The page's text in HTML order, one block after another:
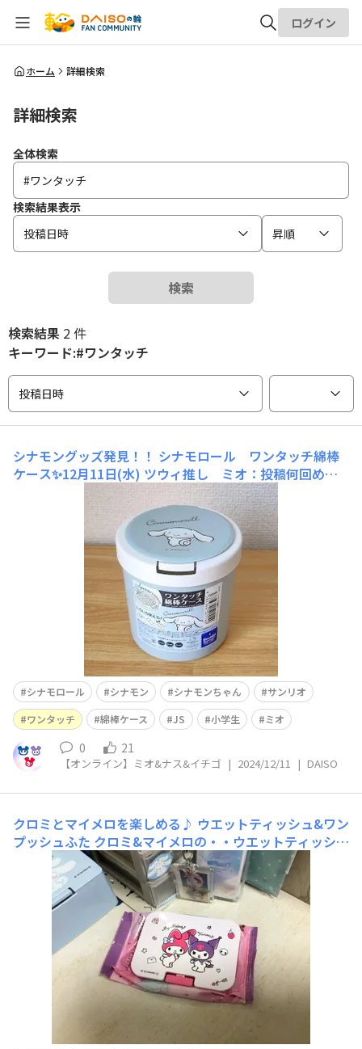
全体検索
ログイン
ホーム 詳細検索
詳細検索
全体検索
検索結果表示
投稿日時
昇順
検索
検索結果 2 件
キーワード:#ワンタッチ
投稿日時
シナモングッズ発見！！ シナモロール ワンタッチ綿棒
ケース✨12月11日(水) ツウィ推し ミオ：投稿何回めだ
ろ？めっちゃ楽しい ワンタッチは便利すぎん？ こんにち
は。ツウィ推しミオです。買ったばかりではないんです
が、 シナモロールグッズをご紹介します。 これ、綿棒ケ
ースなんですけど
シナモロール シナモン シナモンちゃん
サンリオ
ワンタッチ
綿棒ケース JS 小学生 ミオ
0 21
【オンライン】ミオ&ナス&イチゴ | 2024/12/11 | DAISO
クロミとマイメロを楽しめる♪ ウエットティッシュ&ワン
プッシュふた クロミ&マイメロの・・ウエットティッシュ
ワンタッチふた⭐️可愛すぎん？購入品。クロミとマイメロ
可愛すぎる。110円（税込）悪役クロミ🦹‍♀️とマイメロ🦸‍♀️
が並んでるのかわいい🩷 ワンタッチでひらけて、さっと
取り出せるから時短にもなる 目の保養にもなる。めちゃ